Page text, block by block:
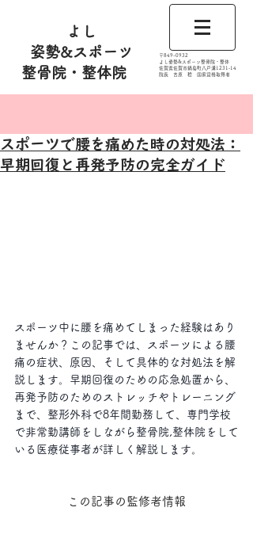
よし
姿勢&スポーツ
整骨院・整体院
​〒849-0932
よし姿勢&スポーツ整骨院・整体
佐賀県佐賀市鍋島町八戸溝1231‐14
​​院長 吉原 稔​ 国家資格取得者
スポーツで腰を痛めた時の対処法：
早期回復と再発予防の完全ガイド
スポーツ中に腰を痛めてしまった経験はあり
ませんか？この記事では、スポーツによる腰
痛の症状、原因、そして具体的な対処法を解
説します。早期回復のための応急処置から、
再発予防のためのストレッチやトレーニング
まで、整形外科で8年間勤務して、専門学校
で非常勤講師をしながら整骨院,整体院をして
いる医療従事者が詳しく解説します。
この記事の監修者情報